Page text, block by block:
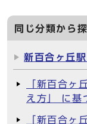
同じ分類から
新百合ヶ丘
「新百合ヶ
え方」 に基
「新百合ヶ